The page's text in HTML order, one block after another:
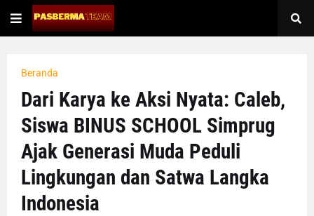
Beranda
Dari Karya ke Aksi Nyata: Caleb,
Siswa BINUS SCHOOL Simprug
Ajak Generasi Muda Peduli
Lingkungan dan Satwa Langka
Indonesia